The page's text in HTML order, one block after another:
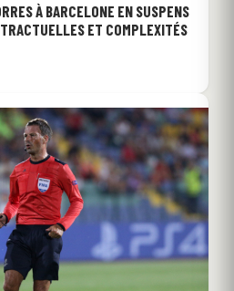
À BARCELONE EN SUSPENS
ET COMPLEXITÉS